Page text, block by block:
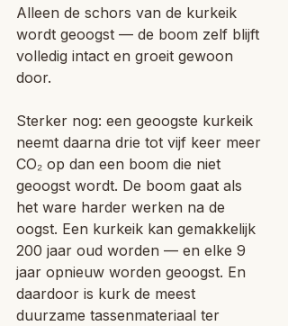
Alleen de schors van de kurkeik
wordt geoogst — de boom zelf blijft
volledig intact en groeit gewoon
door.
Sterker nog: een geoogste kurkeik
neemt daarna drie tot vijf keer meer
CO₂ op dan een boom die niet
geoogst wordt. De boom gaat als
het ware harder werken na de
oogst. Een kurkeik kan gemakkelijk
200 jaar oud worden — en elke 9
jaar opnieuw worden geoogst. En
daardoor is kurk de meest
duurzame tassenmateriaal ter